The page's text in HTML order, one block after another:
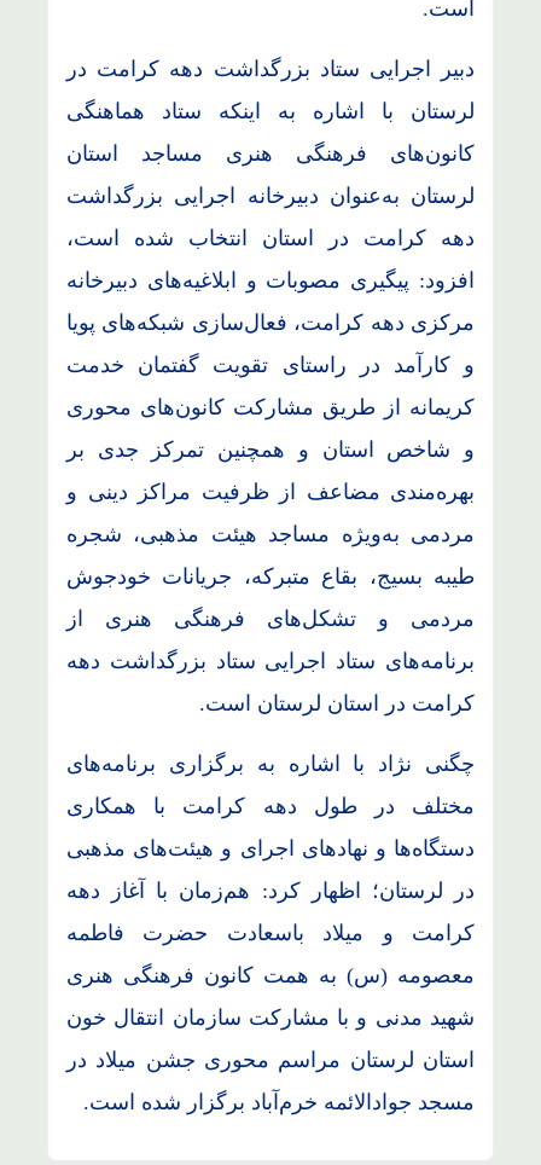
است.
دبیر اجرایی ستاد بزرگداشت دهه کرامت در
لرستان با اشاره به اینکه ستاد هماهنگی
کانون‌های فرهنگی هنری مساجد استان
لرستان به‌عنوان دبیرخانه اجرایی بزرگداشت
دهه کرامت در استان انتخاب شده است،
افزود: پیگیری مصوبات و ابلاغیه‌های دبیرخانه
مرکزی دهه کرامت، فعال‌سازی شبکه‌های پویا
و کارآمد در راستای تقویت گفتمان خدمت
کریمانه از طریق مشارکت کانون‌های محوری
و شاخص استان و همچنین تمرکز جدی بر
بهره‌مندی مضاعف از ظرفیت مراکز دینی و
مردمی به‌ویژه مساجد هیئت مذهبی، شجره
طیبه بسیج، بقاع متبرکه، جریانات خودجوش
مردمی و تشکل‌های فرهنگی هنری از
برنامه‌های ستاد اجرایی ستاد بزرگداشت دهه
کرامت در استان لرستان است.
چگنی نژاد با اشاره به برگزاری برنامه‌های
مختلف در طول دهه کرامت با همکاری
دستگاه‌ها و نهادهای اجرای و هیئت‌های مذهبی
در لرستان؛ اظهار کرد: هم‌زمان با آغاز دهه
کرامت و میلاد باسعادت حضرت فاطمه
معصومه (س) به همت کانون فرهنگی هنری
شهید مدنی و با مشارکت سازمان انتقال خون
استان لرستان مراسم محوری جشن میلاد در
مسجد جوادالائمه خرم‌آباد برگزار شده است.